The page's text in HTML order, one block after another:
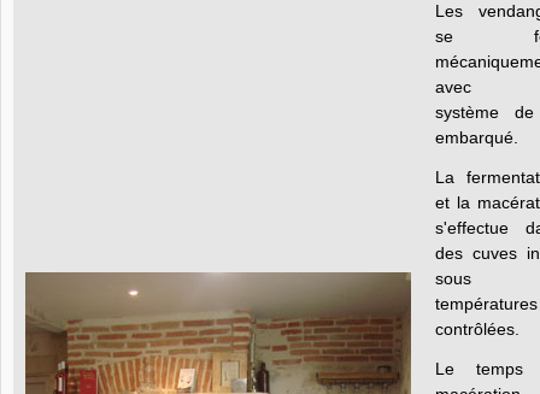
Les
se
avec
système
embarqué.
La
et la
s'effectue
des cuves
sous
températures
contrôlées.
Le temps